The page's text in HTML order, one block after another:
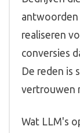
antwoorden
realiseren
conversies
De reden is
vertrouwen
Wat LLM's